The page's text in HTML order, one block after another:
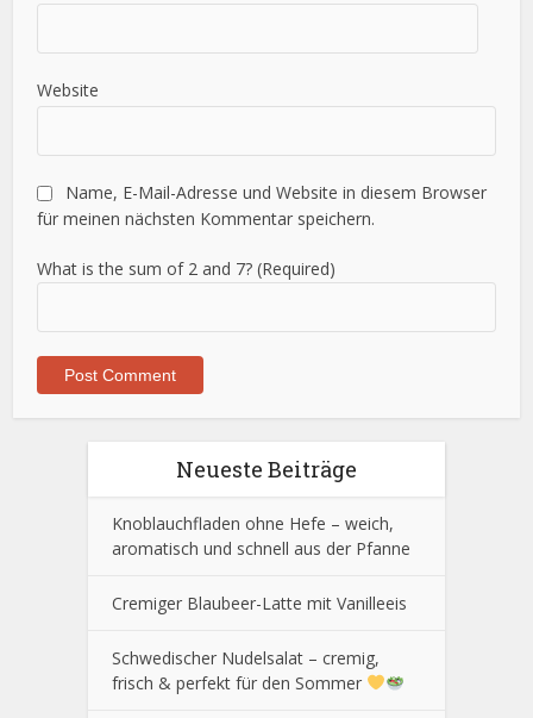
Website
Name, E-Mail-Adresse und Website in diesem Browser
für meinen nächsten Kommentar speichern.
What is the sum of 2 and 7? (Required)
Neueste Beiträge
Knoblauchfladen ohne Hefe – weich,
aromatisch und schnell aus der Pfanne
Cremiger Blaubeer-Latte mit Vanilleeis
Schwedischer Nudelsalat – cremig,
frisch & perfekt für den Sommer